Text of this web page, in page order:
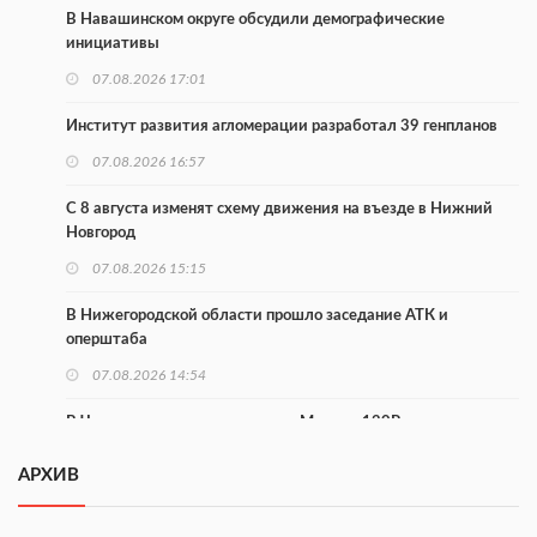
В Навашинском округе обсудили демографические
инициативы
07.08.2026 17:01
Институт развития агломерации разработал 39 генпланов
07.08.2026 16:57
С 8 августа изменят схему движения на въезде в Нижний
Новгород
07.08.2026 15:15
В Нижегородской области прошло заседание АТК и
оперштаба
07.08.2026 14:54
В Чкаловске спустили на воду «Метеор-120Р»
В Нижегородской области выбрали лучшего лесного
АРХИВ